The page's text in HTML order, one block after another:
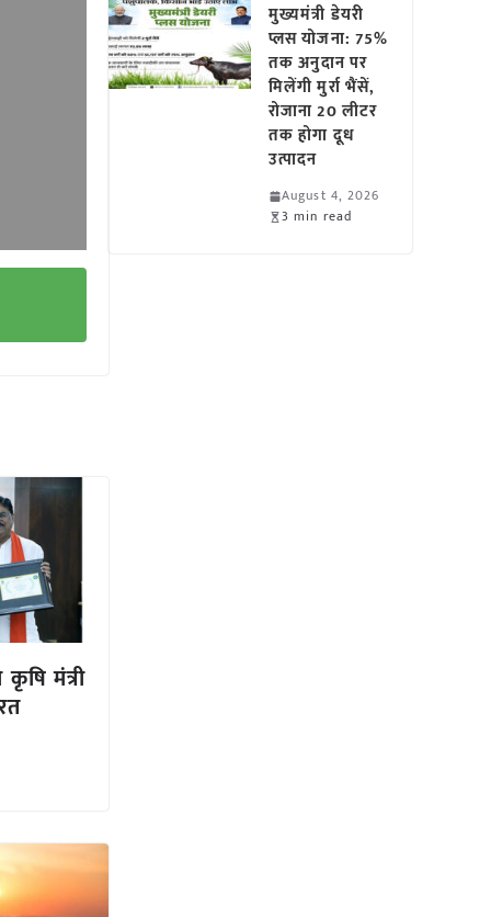
कृषि मंत्री
मुख्यमंत्री डेयरी
प्लस योजना: 75%
तक अनुदान पर
मिलेंगी मुर्रा भैंसें,
रोजाना 20 लीटर
तक होगा दूध
उत्पादन
August 4, 2026
3 min read